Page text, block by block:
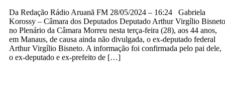
Da Redação Rádio Aruanã FM 28/05/2024 – 16:24 Gabriela
Korossy – Câmara dos Deputados Deputado Arthur Virgílio Bisneto
no Plenário da Câmara Morreu nesta terça-feira (28), aos 44 anos,
em Manaus, de causa ainda não divulgada, o ex-deputado federal
Arthur Virgílio Bisneto. A informação foi confirmada pelo pai dele,
o ex-deputado e ex-prefeito de […]